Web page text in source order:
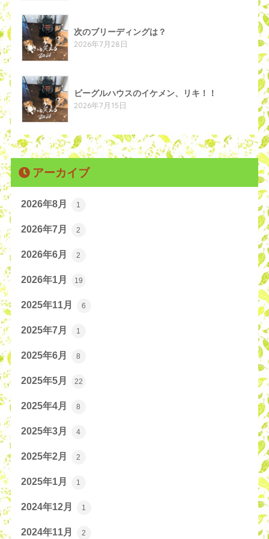
次のブリーディングは？
2026年7月28日
ビーグルハウスのイケメン、リキ！！
2026年7月15日
アーカイブ
2026年8月 1
2026年7月 2
2026年6月 2
2026年1月 19
2025年11月 6
2025年7月 1
2025年6月 8
2025年5月 22
2025年4月 8
2025年3月 4
2025年2月 2
2025年1月 1
2024年12月 1
2024年11月 2